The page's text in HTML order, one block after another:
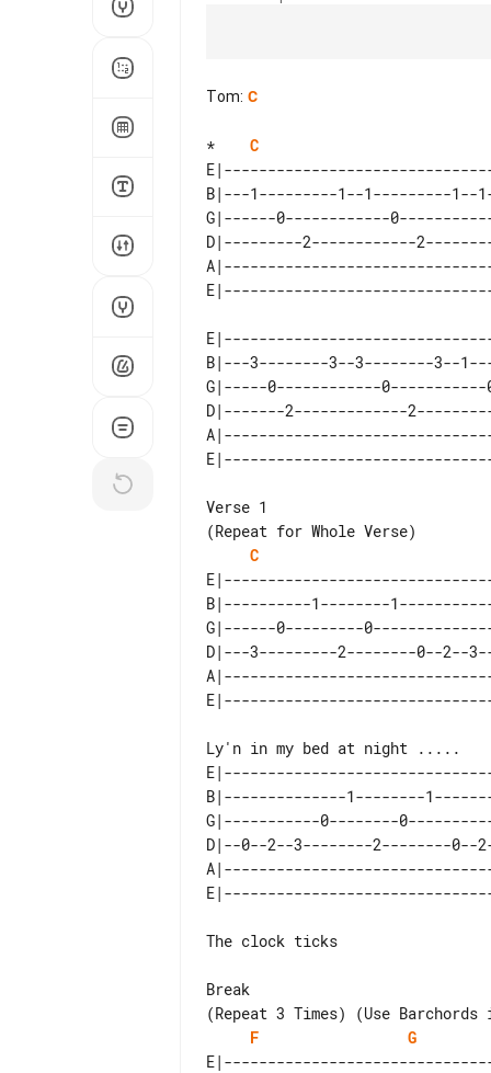
Tom: C
* C
B|---1---------1--1---------1--
G|------0------------
D|---------2------------
B|---3--------3--3--------3--
G|-----0------------
D|-------2-------------
Verse 1
C
B|----------1--------
G|------0---------
D|---3---------2--------0--2--
B|--------------1--------
G|-----------0--------
D|--0--2--3--------2--------
The clock ticks
Break
F
G